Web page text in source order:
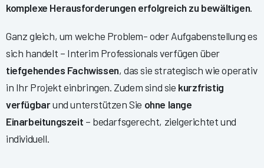
komplexe Herausforderungen erfolgreich zu bewältigen.
Ganz gleich, um welche Problem- oder Aufgabenstellung es
sich handelt – Interim Professionals verfügen über
tiefgehendes Fachwissen, das sie strategisch wie operativ
in Ihr Projekt einbringen. Zudem sind sie kurzfristig
verfügbarund unterstützen Sie ohne lange
Einarbeitungszeit – bedarfsgerecht, zielgerichtet und
individuell.